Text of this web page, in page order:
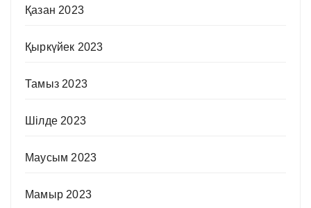
Қазан 2023
Қыркүйек 2023
Тамыз 2023
Шілде 2023
Маусым 2023
Мамыр 2023